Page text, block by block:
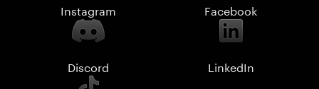
Instagram Facebook
Discord LinkedIn